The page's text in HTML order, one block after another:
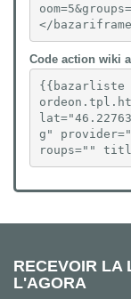
</
Code action wiki
{{bazarliste
g"
roups=""
RECEVOIR LA
L'AGORA